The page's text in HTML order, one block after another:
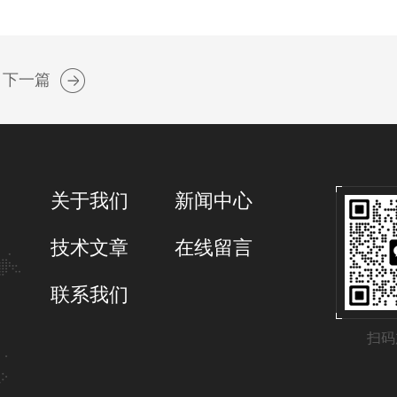
下一篇
扫
关于我们 新闻中心
技术文章 在线留言
联系我们